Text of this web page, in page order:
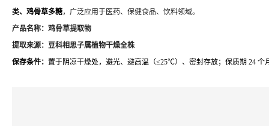
类、鸡骨草多糖，广泛应用于医药、保健食品、饮料领域。
产品名称： 鸡骨草提取物
提取来源： 豆科相思子属植物干燥全株
保存条件： 置于阴凉干燥处，避光、避高温（≤25℃）、密封存放；保质期 24 个